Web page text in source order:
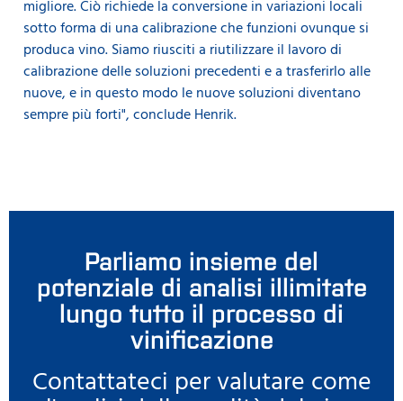
migliore. Ciò richiede la conversione in variazioni locali
sotto forma di una calibrazione che funzioni ovunque si
produca vino. Siamo riusciti a riutilizzare il lavoro di
calibrazione delle soluzioni precedenti e a trasferirlo alle
nuove, e in questo modo le nuove soluzioni diventano
sempre più forti", conclude Henrik.
Parliamo insieme del
potenziale di analisi illimitate
lungo tutto il processo di
vinificazione
Contattateci per valutare come